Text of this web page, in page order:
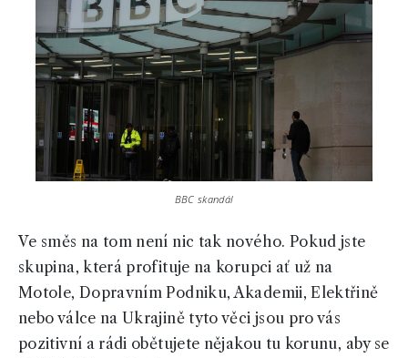
BBC skandál
Ve směs na tom není nic tak nového. Pokud jste
skupina, která profituje na korupci ať už na
Motole, Dopravním Podniku, Akademii, Elektřině
nebo válce na Ukrajině tyto věci jsou pro vás
pozitivní a rádi obětujete nějakou tu korunu, aby se